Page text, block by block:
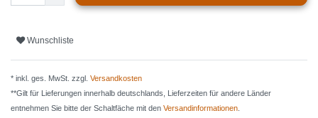
Wunschliste
* inkl. ges. MwSt. zzgl. Versandkosten
**Gilt für Lieferungen innerhalb deutschlands, Lieferzeiten für andere Länder
entnehmen Sie bitte der Schaltfäche mit den Versandinformationen